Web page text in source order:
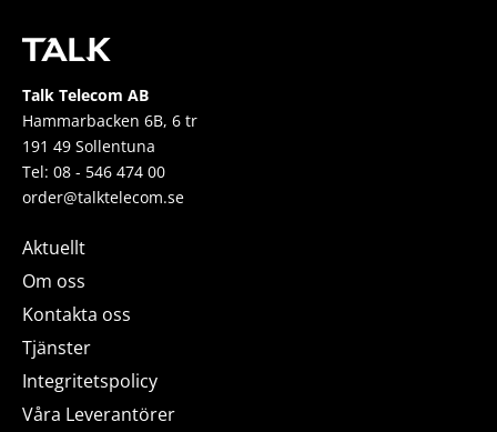
Talk Telecom AB
Hammarbacken 6B, 6 tr
191 49 Sollentuna
Tel: 08 - 546 474 00
order@talktelecom.se
Aktuellt
Om oss
Kontakta oss
Tjänster
Integritetspolicy
Våra Leverantörer